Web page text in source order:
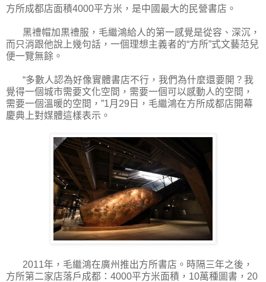
方所成都店面積4000平方米，是中國最大的民營書店。
黑禮帽加黒禮服，毛繼鴻給人的第一感覺是從容、深沉，
而只消跟他說上幾句話，一個理想主義者的“方所”式文藝范兒
便一覽無餘。
“多數人認為好像實體書店不行，我們為什麼還要開？我
覺得一個城市需要文化空間，需要一個可以感動人的空間，
需要一個溫暖的空間，”1月29日，毛繼鴻在方所成都店開幕
慶典上對媒體這樣表示。
2011年，毛繼鴻在廣州推出方所書店。時隔三年之後，
方所第二家店落戶成都：4000平方米面積，10萬種圖書，20